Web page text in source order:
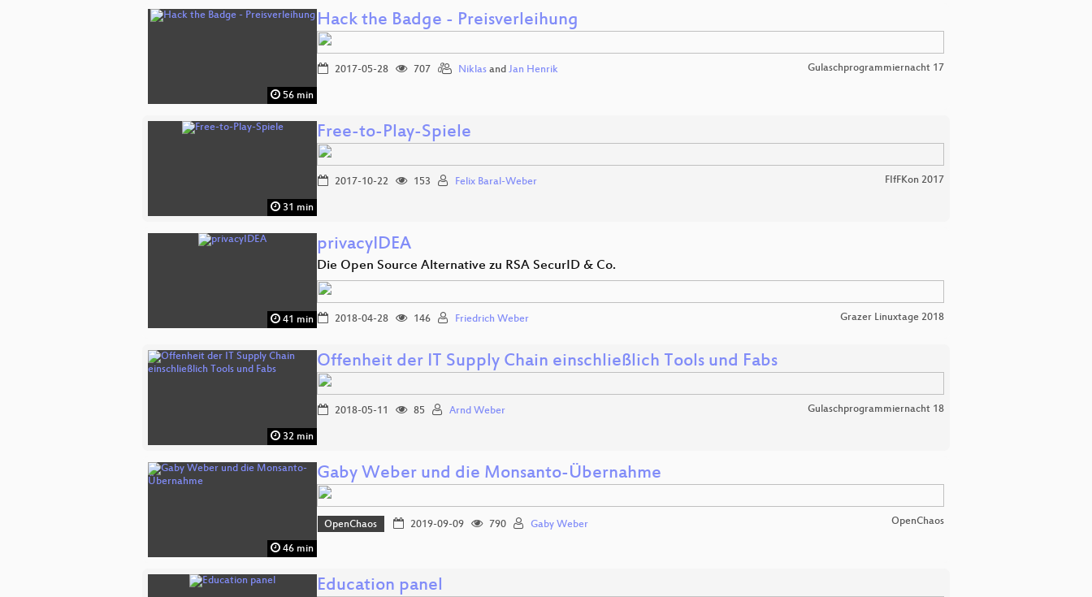
56 min
Hack the Badge - Preisverleihung
2017-05-28 707 Niklas and Jan Henrik Gulaschprogrammiernacht 17
31 min
Free-to-Play-Spiele
2017-10-22 153 Felix Baral-Weber FIfFKon 2017
41 min
privacyIDEA
Die Open Source Alternative zu RSA SecurID & Co.
2018-04-28 146 Friedrich Weber Grazer Linuxtage 2018
32 min
Offenheit der IT Supply Chain einschließlich Tools und Fabs
2018-05-11 85 Arnd Weber Gulaschprogrammiernacht 18
46 min
Gaby Weber und die Monsanto-Übernahme
OpenChaos 2019-09-09 790 Gaby Weber OpenChaos
Education panel